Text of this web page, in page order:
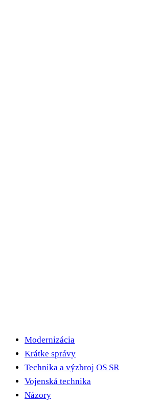
Modernizácia
Krátke správy
Technika a výzbroj OS SR
Vojenská technika
Názory